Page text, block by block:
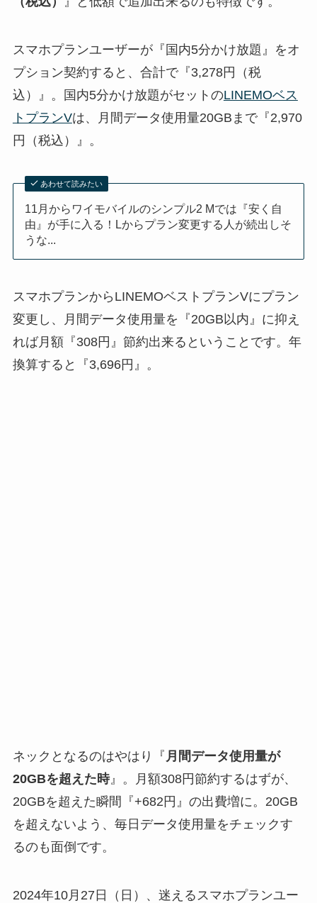
スマホプランユーザーが『国内5分かけ放題』をオ
プション契約すると、合計で『3,278円（税
込）』。国内5分かけ放題がセットのLINEMOベス
トプランVは、月間データ使用量20GBまで『2,970
円（税込）』。
あわせて読みたい
11月からワイモバイルのシンプル2 Mでは『安く自
由』が手に入る！Lからプラン変更する人が続出しそ
うな...
スマホプランからLINEMOベストプランVにプラン
変更し、月間データ使用量を『20GB以内』に抑え
れば月額『308円』節約出来るということです。年
換算すると『3,696円』。
ネックとなるのはやはり『 月間データ使用量が
20GBを超えた時』。月額308円節約するはずが、
20GBを超えた瞬間『+682円』の出費増に。20GB
を超えないよう、毎日データ使用量をチェックす
るのも面倒です。
2024年10月27日（日）、迷えるスマホプランユー